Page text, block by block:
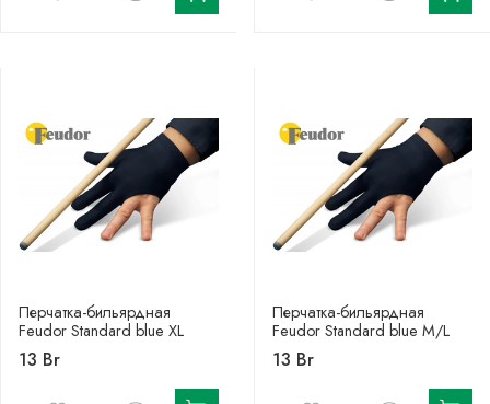
Перчатка-бильярдная
Feudor Standard blue XL
13 Br
Перчатка-бильярдная
Feudor Standard blue M/L
13 Br